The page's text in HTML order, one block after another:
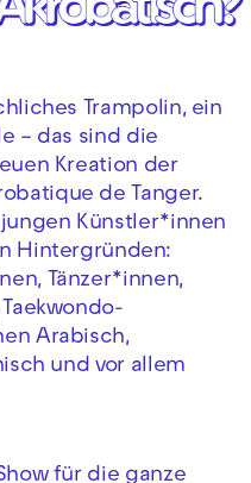
Trampolin, ein
– das sind die
Kreation der
de Tanger.
Künstler*innen
Hintergründen:
Tänzer*innen,
Arabisch,
und vor allem
für die ganze